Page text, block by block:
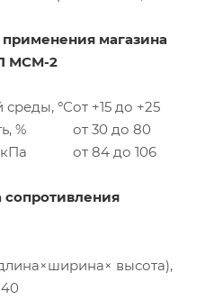
магазина
МСМ-2
ºСот +15 до +25
%
от 30 до 80
от 84 до 106
высота),